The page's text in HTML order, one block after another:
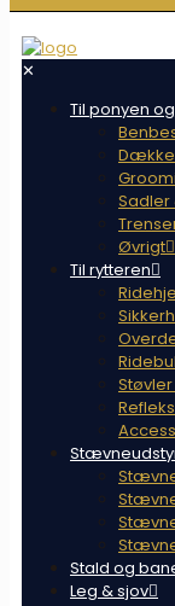
✕
Til ponyen
Sadler
Øvrigt
Til rytteren
Stald og
Leg & sjov